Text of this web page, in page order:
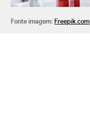
Fonte imagem: Freepik.com